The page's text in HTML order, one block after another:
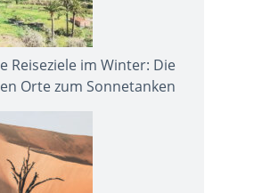
Reiseziele im Winter: Die
Orte zum Sonnetanken